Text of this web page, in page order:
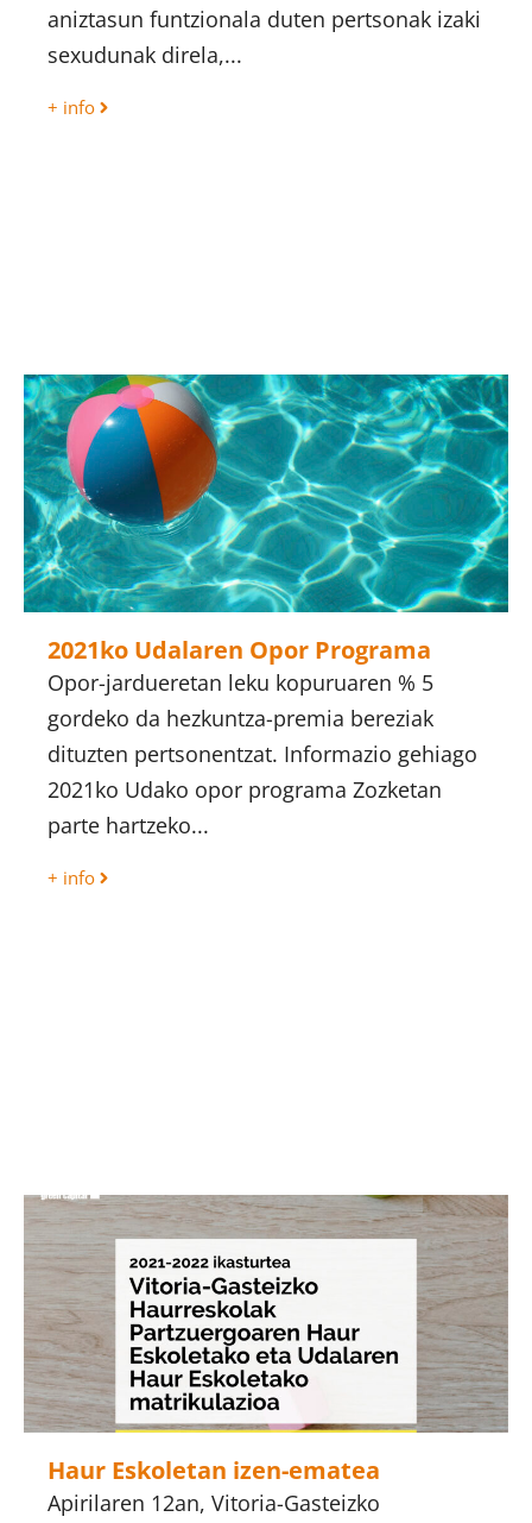
aniztasun funtzionala duten pertsonak izaki
sexudunak direla,...
+ info
2021ko Udalaren Opor Programa
Opor-jardueretan leku kopuruaren % 5
gordeko da hezkuntza-premia bereziak
dituzten pertsonentzat. Informazio gehiago
2021ko Udako opor programa Zozketan
parte hartzeko...
+ info
Haur Eskoletan izen-ematea
Apirilaren 12an, Vitoria-Gasteizko